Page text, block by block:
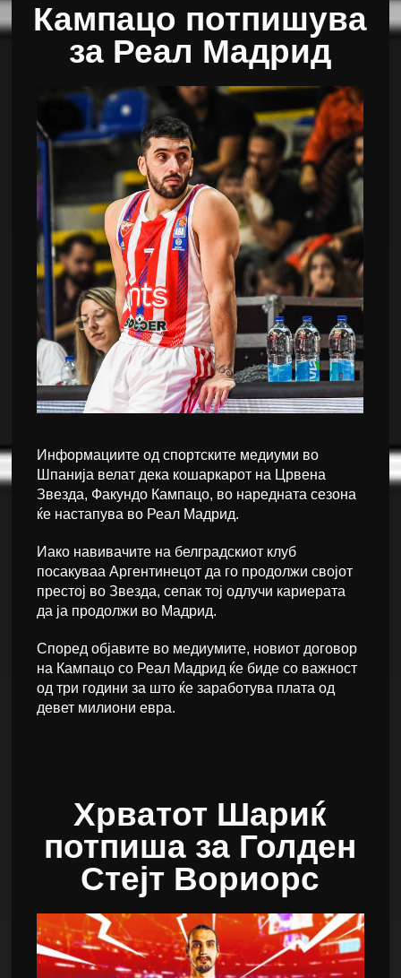
Кампацо потпишува
за Реал Мадрид
Информациите од спортските медиуми во
Шпанија велат дека кошаркарот на Црвена
Звезда, Факундо Кампацо, во наредната сезона
ќе настапува во Реал Мадрид.
Иако навивачите на белградскиот клуб
посакуваа Аргентинецот да го продолжи својот
престој во Звезда, сепак тој одлучи кариерата
да ја продолжи во Мадрид.
Според објавите во медиумите, новиот договор
на Кампацо со Реал Мадрид ќе биде со важност
од три години за што ќе заработува плата од
девет милиони евра.
Хрватот Шариќ
потпиша за Голден
Стејт Вориорс